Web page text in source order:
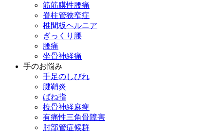
筋筋膜性腰痛
脊柱管狭窄症
椎間板ヘルニア
ぎっくり腰
腰痛
坐骨神経痛
手のお悩み
手足のしびれ
腱鞘炎
ばね指
橈骨神経麻痺
有痛性三角骨障害
肘部管症候群